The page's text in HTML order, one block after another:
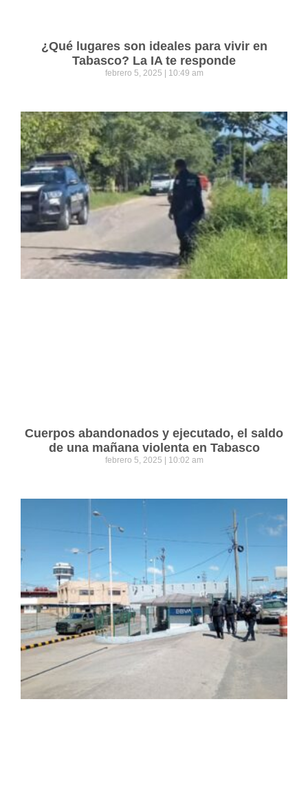
¿Qué lugares son ideales para vivir en
Tabasco? La IA te responde
febrero 5, 2025 10:49 am
Cuerpos abandonados y ejecutado, el saldo
de una mañana violenta en Tabasco
febrero 5, 2025 10:02 am